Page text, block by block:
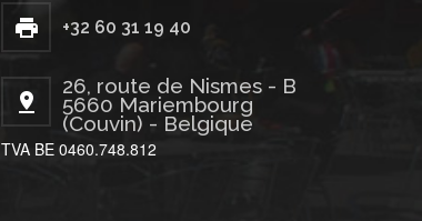
+32 60 31 19 40
26, route de Nismes - B
5660 Mariembourg
(Couvin) - Belgique
TVA BE 0460.748.812